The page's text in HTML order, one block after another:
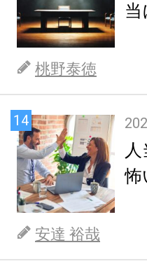
桃野泰徳
14
怖
安達 裕哉